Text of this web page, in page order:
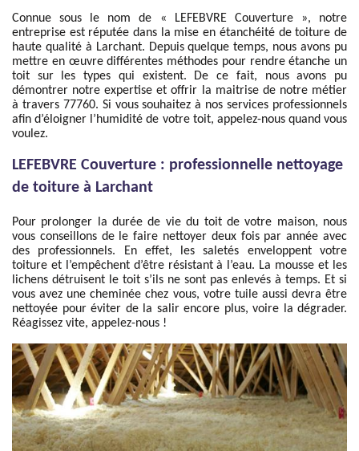
Connue sous le nom de « LEFEBVRE Couverture », notre
entreprise est réputée dans la mise en étanchéité de toiture de
haute qualité à Larchant. Depuis quelque temps, nous avons pu
mettre en œuvre différentes méthodes pour rendre étanche un
toit sur les types qui existent. De ce fait, nous avons pu
démontrer notre expertise et offrir la maitrise de notre métier
à travers 77760. Si vous souhaitez à nos services professionnels
afin d’éloigner l’humidité de votre toit, appelez-nous quand vous
voulez.
LEFEBVRE Couverture : professionnelle nettoyage
de toiture à Larchant
Pour prolonger la durée de vie du toit de votre maison, nous
vous conseillons de le faire nettoyer deux fois par année avec
des professionnels. En effet, les saletés enveloppent votre
toiture et l’empêchent d’être résistant à l’eau. La mousse et les
lichens détruisent le toit s’ils ne sont pas enlevés à temps. Et si
vous avez une cheminée chez vous, votre tuile aussi devra être
nettoyée pour éviter de la salir encore plus, voire la dégrader.
Réagissez vite, appelez-nous !